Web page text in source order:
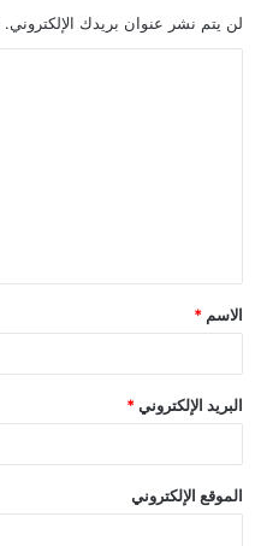
لن يتم نشر عنوان بريدك الإلكتروني.
ق
*
الاسم *
البريد الإلكتروني *
الموقع الإلكتروني